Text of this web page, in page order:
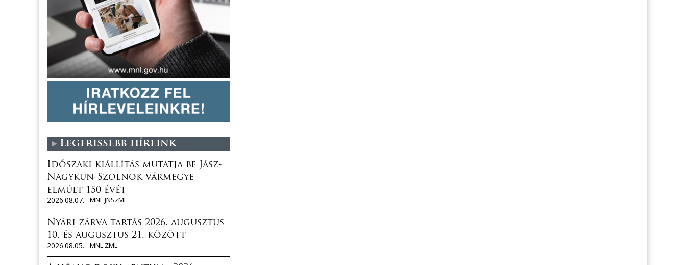
Legfrissebb híreink
Időszaki kiállítás mutatja be Jász-
Nagykun-Szolnok vármegye
elmúlt 150 évét
2026.08.07.
MNL JNSzML
Nyári zárva tartás 2026. augusztus
10. és augusztus 21. között
2026.08.05.
MNL ZML